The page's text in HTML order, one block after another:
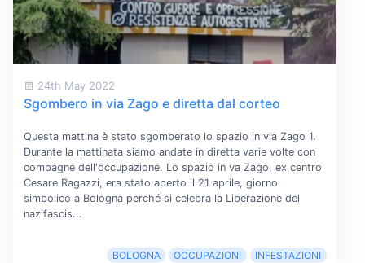
24th May 2022
Sgombero in via Zago e diretta dal corteo
Questa mattina è stato sgomberato lo spazio in via Zago 1.
Durante la mattinata siamo andate in diretta varie volte con
compagne dell'occupazione. Lo spazio in va Zago, ex centro
Cesare Ragazzi, era stato aperto il 21 aprile, giorno
simbolico a Bologna perché si celebra la Liberazione del
nazifascis...
BOLOGNA OCCUPAZIONI INFESTAZIONI